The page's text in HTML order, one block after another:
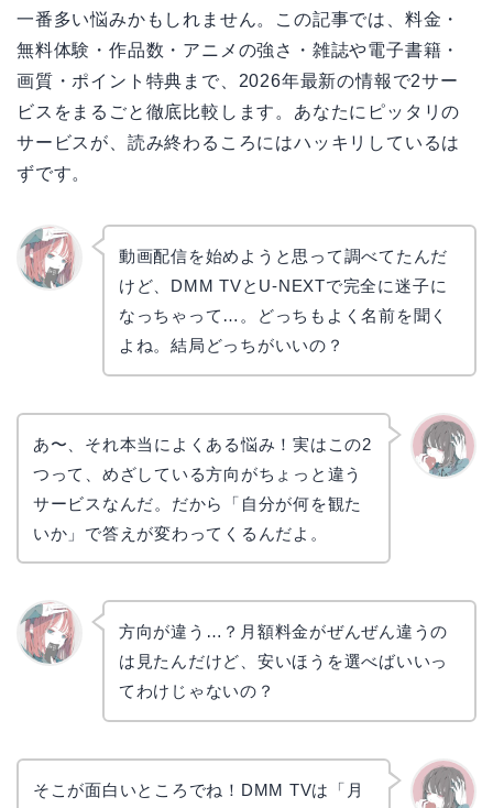
一番多い悩みかもしれません。この記事では、料金・
無料体験・作品数・アニメの強さ・雑誌や電子書籍・
画質・ポイント特典まで、2026年最新の情報で2サー
ビスをまるごと徹底比較します。あなたにピッタリの
サービスが、読み終わるころにはハッキリしているは
ずです。
動画配信を始めようと思って調べてたんだ
けど、DMM TVとU-NEXTで完全に迷子に
なっちゃって…。どっちもよく名前を聞く
よね。結局どっちがいいの？
あ〜、それ本当によくある悩み！実はこの2
つって、めざしている方向がちょっと違う
サービスなんだ。だから「自分が何を観た
いか」で答えが変わってくるんだよ。
方向が違う…？月額料金がぜんぜん違うの
は見たんだけど、安いほうを選べばいいっ
てわけじゃないの？
そこが面白いところでね！DMM TVは「月